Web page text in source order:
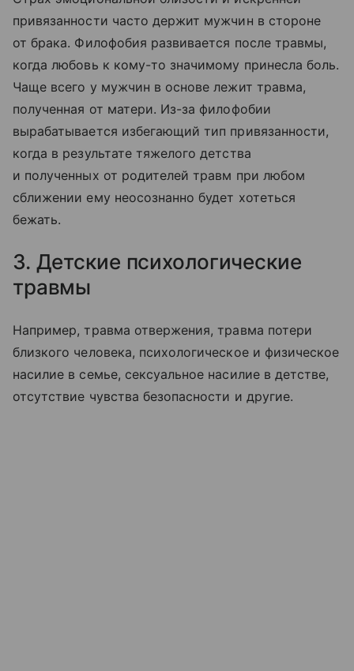
привязанности часто держит мужчин в стороне
от брака. Филофобия развивается после травмы,
когда любовь к кому-то значимому принесла боль.
Чаще всего у мужчин в основе лежит травма,
полученная от матери. Из-за филофобии
вырабатывается избегающий тип привязанности,
когда в результате тяжелого детства
и полученных от родителей травм при любом
сближении ему неосознанно будет хотеться
бежать.
3. Детские психологические
травмы
Например, травма отвержения, травма потери
близкого человека, психологическое и физическое
насилие в семье, сексуальное насилие в детстве,
отсутствие чувства безопасности и другие.